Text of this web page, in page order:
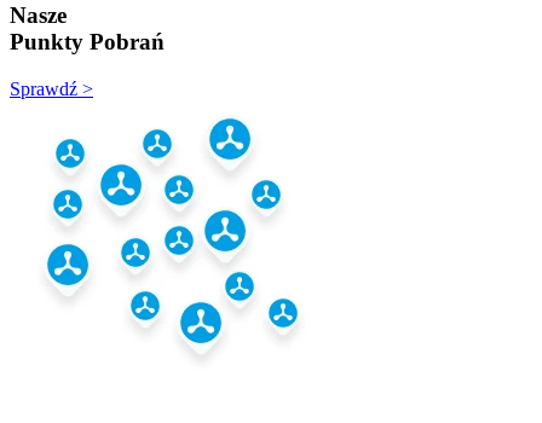
Nasze
Punkty Pobrań
Sprawdź >